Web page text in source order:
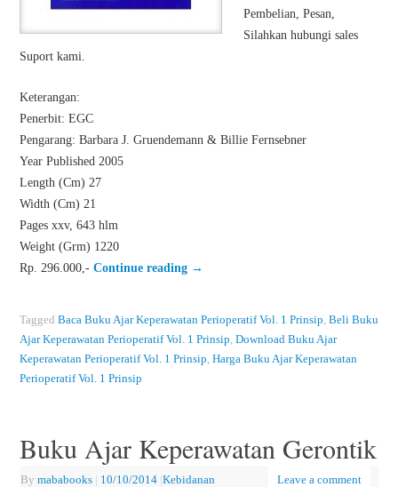
Pembelian, Pesan,
Silahkan hubungi sales
Suport kami.
Keterangan:
Penerbit: EGC
Pengarang: Barbara J. Gruendemann & Billie Fernsebner
Year Published 2005
Length (Cm) 27
Width (Cm) 21
Pages xxv, 643 hlm
Weight (Grm) 1220
Rp. 296.000,- Continue reading →
Tagged Baca Buku Ajar Keperawatan Perioperatif Vol. 1 Prinsip Beli Buku
Ajar Keperawatan Perioperatif Vol. 1 Prinsip Download Buku Ajar
Keperawatan Perioperatif Vol. 1 Prinsip Harga Buku Ajar Keperawatan
Perioperatif Vol. 1 Prinsip
Buku Ajar Keperawatan Gerontik
By mababooks | 10/10/2014 |Kebidanan Leave a comment